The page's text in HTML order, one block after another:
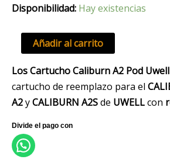
Disponibilidad: Hay existencias
Añadir al carrito
Los Cartucho Caliburn A2 Pod
cartucho de reemplazo para el
A2yCALIBURN A2Sde UWELLcon